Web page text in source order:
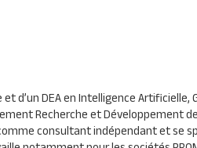
d’unDEAen Intelligence Artificielle,
Recherche et Développement de
consultant indépendant et se